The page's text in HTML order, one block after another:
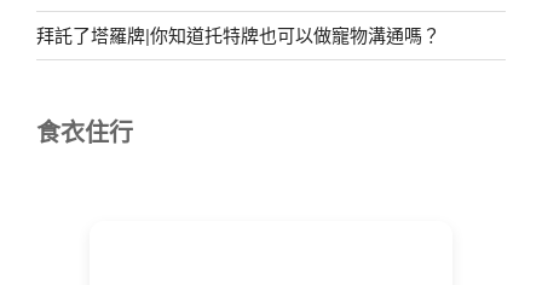
拜託了塔羅牌|你知道托特牌也可以做寵物溝通嗎？
食衣住行